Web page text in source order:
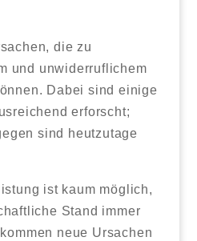
die zu
und unwiderruflichem
Dabei sind einige
erforscht;
sind heutzutage
ist kaum möglich,
Stand immer
neue Ursachen